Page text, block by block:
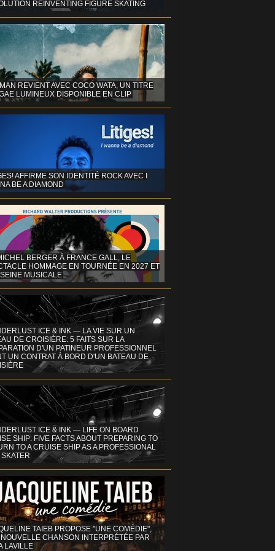
REINVENTING FIGURE SKATING
REVIENT AVEC COCO WATA, UN TITRE
LUMINEUX DISPONIBLE EN CLIP
AFFIRME SON IDENTITÉ ROCK AVEC I
BE A DIAMOND
BERGER À FRANCE GALL, LE
HOMMAGE EN TOURNÉE EN 2027 ET
MUSICALE
ICE & INK — LA VIE SUR UN
DE CROISIÈRE: 5 FAITS SUR LA
D'UN PATINEUR PROFESSIONNEL
UN CONTRAT À BORD D'UN BATEAU DE
ICE & INK — LIFE ON BOARD
SHIP: FIVE FACTS ABOUT PREPARING TO
TO A CRUISE SHIP AS A PROFESSIONAL
TAIEB PROPOSE "UNE COMÉDIE",
CHANSON INTERPRÉTÉE PAR
LAVILLE